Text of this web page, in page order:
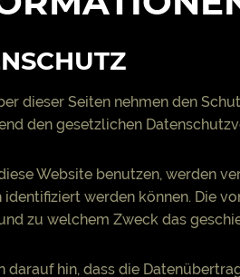
dieser Seiten nehmen den
den gesetzlichen
Website benutzen, werden
identifiziert werden können. Die
zu welchem Zweck das
darauf hin, dass die